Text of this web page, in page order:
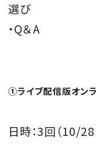
選び
・Q＆A
①ライブ配信版オン
日時：3回（10/28